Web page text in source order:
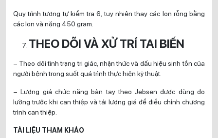
Quy trình tương tự kiểm tra 6, tuy nhiên thay các lon rỗng bằng
các lon và nặng 450 gram.
THEO DÕI VÀ XỬ TRÍ TAI BIẾN
– Theo dõi tình trạng tri giác, nhận thức và dấu hiệu sinh tồn của
người bệnh trong suốt quá trình thực hiện kỹ thuật.
– Lượng giá chức năng bàn tay theo Jebsen được dùng đo
lường trước khi can thiệp và tái lượng giá để điều chỉnh chương
trình can thiệp.
TÀI LIỆU THAM KHẢO